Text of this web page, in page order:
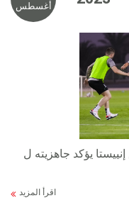
أغسطس
يؤكد جاهزيته ل
اقرأ المزيد